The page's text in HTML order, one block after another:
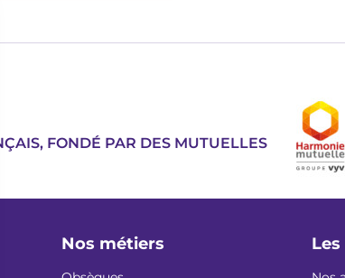
FONDÉ PAR DES MUTUELLES
Image
Nos métiers